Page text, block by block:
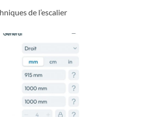
de l’escalier